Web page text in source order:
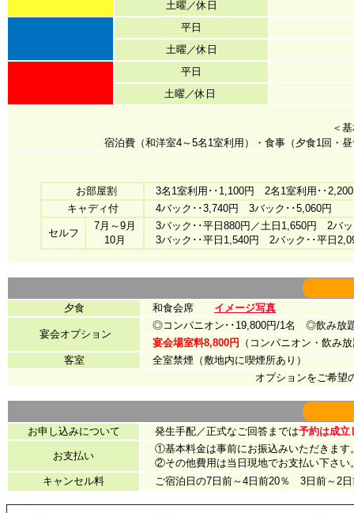
土曜／休日
平日
土曜／休日
平日
土曜／休日
＜
宿泊費（和洋室4～5名1室利用）・食事（夕食1回・
お部屋割
3名1室利用･･1,100円 2名1室利用･･
キャディ付
4バック･･3,740円 3バック･･5,060円
セルフ
7月～9月
10月
3バック･･平日880円／土日1,650円 2バッ
3バック･･平日1,540円 2バック･･平日
夕食 和食会席 イメージ写真
宴会オプション
◎コンパニオン･･19,800円/1名 ◎飲み放
宴会場室料8,800円
（コンパニオン・飲み
客室
全室禁煙（敷地内に喫煙所あり）
オプションをご希望
お申し込みについて 発生手配／正式なご回答までは予約は成立
お支払い
①基本料金は事前にお振込みいただきます
②その他費用は当日現地でお支払い下さい
キャンセル料
ご宿泊日の7日前～4日前20％ 3日前～2